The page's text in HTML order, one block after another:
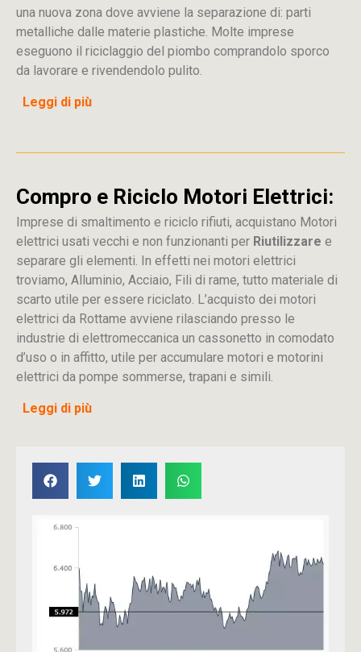
una nuova zona dove avviene la separazione di: parti
metalliche dalle materie plastiche. Molte imprese
eseguono il riciclaggio del piombo comprandolo sporco
da lavorare e rivendendolo pulito.
Leggi di più
Compro e Riciclo Motori Elettrici:
Imprese di smaltimento e riciclo rifiuti, acquistano Motori
elettrici usati vecchi e non funzionanti per Riutilizzare e
separare gli elementi. In effetti nei motori elettrici
troviamo, Alluminio, Acciaio, Fili di rame, tutto materiale di
scarto utile per essere riciclato. L’acquisto dei motori
elettrici da Rottame avviene rilasciando presso le
industrie di elettromeccanica un cassonetto in comodato
d’uso o in affitto, utile per accumulare motori e motorini
elettrici da pompe sommerse, trapani e simili.
Leggi di più